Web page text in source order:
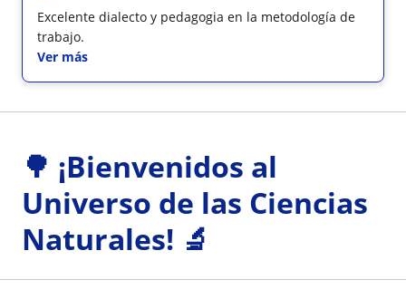
Excelente dialecto y pedagogia en la metodología de
trabajo.
Ver más
🌳 ¡Bienvenidos al
Universo de las Ciencias
Naturales! 🔬